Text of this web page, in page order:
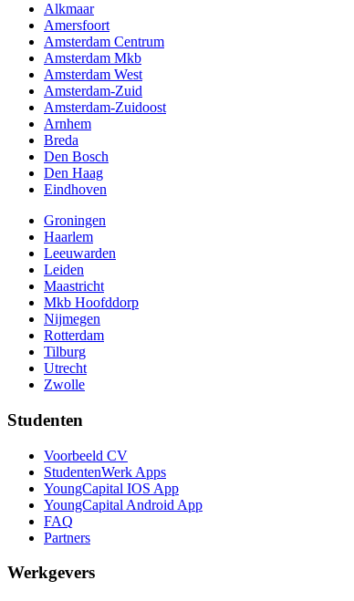
Alkmaar
Amersfoort
Amsterdam Centrum
Amsterdam Mkb
Amsterdam West
Amsterdam-Zuid
Amsterdam-Zuidoost
Arnhem
Breda
Den Bosch
Den Haag
Eindhoven
Groningen
Haarlem
Leeuwarden
Leiden
Maastricht
Mkb Hoofddorp
Nijmegen
Rotterdam
Tilburg
Utrecht
Zwolle
Studenten
Voorbeeld CV
StudentenWerk Apps
YoungCapital IOS App
YoungCapital Android App
FAQ
Partners
Werkgevers